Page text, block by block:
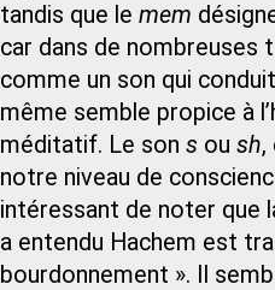
tandis que le mem
car dans de nombreuses
comme un son qui
même semble propice à
méditatif. Le son s ou sh,
notre niveau de
intéressant de noter que
a entendu Hachem est
bourdonnement ». Il